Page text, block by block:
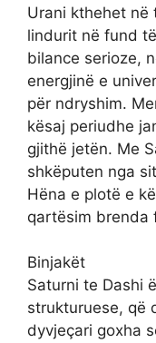
Urani kthehet në
lindurit në fund
bilance serioze,
energjinë e
për ndryshim.
kësaj periudhe
gjithë jetën. Me
shkëputen nga
Hëna e plotë e
qartësim brenda
Binjakët
Saturni te Dashi
strukturuese, që
dyvjeçari goxha